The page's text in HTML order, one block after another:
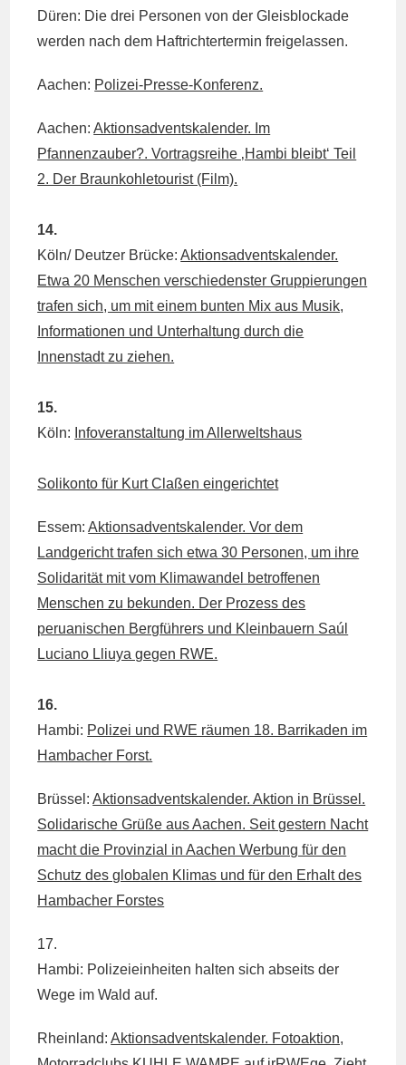
Düren: Die drei Personen von der Gleisblockade
werden nach dem Haftrichtertermin freigelassen.
Aachen: Polizei-Presse-Konferenz.
Aachen:Aktionsadventskalender. Im
Pfannenzauber?. Vortragsreihe ‚Hambi bleibt‘ Teil
2. Der Braunkohletourist (Film).
14.
Köln/ Deutzer Brücke:Aktionsadventskalender.
Etwa 20 Menschen verschiedenster Gruppierungen
trafen sich, um mit einem bunten Mix aus Musik,
Informationen und Unterhaltung durch die
Innenstadt zu ziehen.
15.
Köln: Infoveranstaltung im Allerweltshaus
Solikonto für Kurt Claßen eingerichtet
Essem:Aktionsadventskalender. Vor dem
Landgericht trafen sich etwa 30 Personen, um ihre
Solidarität mit vom Klimawandel betroffenen
Menschen zu bekunden. Der Prozess des
peruanischen Bergführers und Kleinbauern Saúl
Luciano Lliuya gegen RWE.
16.
Hambi: Polizei und RWE räumen 18. Barrikaden im
Hambacher Forst.
Brüssel:Aktionsadventskalender. Aktion in Brüssel.
Solidarische Grüße aus Aachen. Seit gestern Nacht
macht die Provinzial in Aachen Werbung für den
Schutz des globalen Klimas und für den Erhalt des
Hambacher Forstes
17.
Hambi: Polizeieinheiten halten sich abseits der
Wege im Wald auf.
Rheinland:Aktionsadventskalender. Fotoaktion,